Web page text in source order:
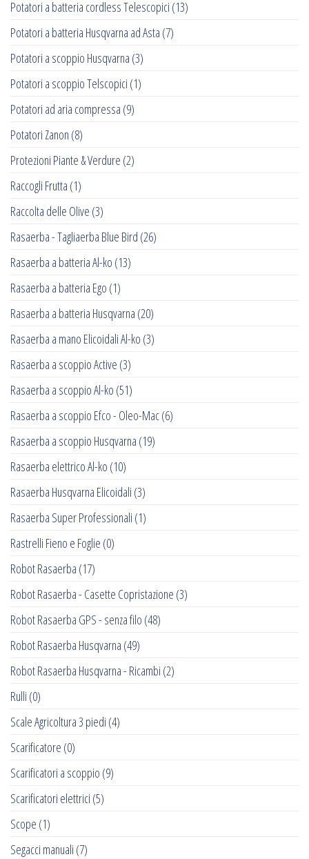
Potatori a batteria cordless Telescopici (13)
Potatori a batteria Husqvarna ad Asta (7)
Potatori a scoppio Husqvarna (3)
Potatori a scoppio Telscopici (1)
Potatori ad aria compressa (9)
Potatori Zanon (8)
Protezioni Piante & Verdure (2)
Raccogli Frutta (1)
Raccolta delle Olive (3)
Rasaerba - Tagliaerba Blue Bird (26)
Rasaerba a batteria Al-ko (13)
Rasaerba a batteria Ego (1)
Rasaerba a batteria Husqvarna (20)
Rasaerba a mano Elicoidali Al-ko (3)
Rasaerba a scoppio Active (3)
Rasaerba a scoppio Al-ko (51)
Rasaerba a scoppio Efco - Oleo-Mac(6)
Rasaerba a scoppio Husqvarna (19)
Rasaerba elettrico Al-ko (10)
Rasaerba Husqvarna Elicoidali (3)
Rasaerba Super Professionali (1)
Rastrelli Fieno e Foglie (0)
Robot Rasaerba (17)
Robot Rasaerba - Casette Copristazione (3)
Robot Rasaerba GPS - senza filo (48)
Robot Rasaerba Husqvarna (49)
Robot Rasaerba Husqvarna - Ricambi (2)
Rulli (0)
Scale Agricoltura 3 piedi (4)
Scarificatore (0)
Scarificatori a scoppio (9)
Scarificatori elettrici (5)
Scope (1)
Segacci manuali (7)